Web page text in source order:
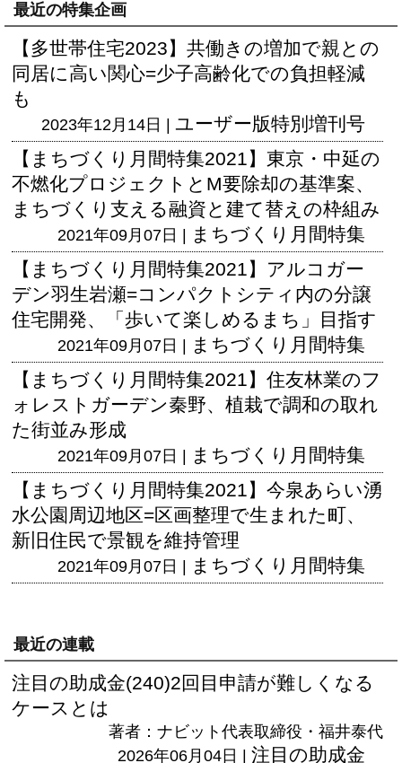
最近の特集企画
【多世帯住宅2023】共働きの増加で親との
同居に高い関心=少子高齢化での負担軽減
も
2023年12月14日 | ユーザー版特別増刊号
【まちづくり月間特集2021】東京・中延の
不燃化プロジェクトとM要除却の基準案、
まちづくり支える融資と建て替えの枠組み
2021年09月07日 |
まちづくり月間特集
【まちづくり月間特集2021】アルコガー
デン羽生岩瀬=コンパクトシティ内の分譲
住宅開発、「歩いて楽しめるまち」目指す
2021年09月07日 |
まちづくり月間特集
【まちづくり月間特集2021】住友林業のフ
ォレストガーデン秦野、植栽で調和の取れ
た街並み形成
2021年09月07日 |
まちづくり月間特集
【まちづくり月間特集2021】今泉あらい湧
水公園周辺地区=区画整理で生まれた町、
新旧住民で景観を維持管理
2021年09月07日 | まちづくり月間特集
最近の連載
注目の助成金(240)2回目申請が難しくなる
ケースとは
著者：ナビット代表取締役・福井泰代
2026年06月04日 | 注目の助成金